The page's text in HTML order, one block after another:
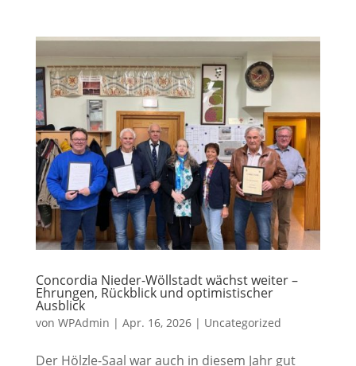
Concordia Nieder-Wöllstadt wächst weiter –
Ehrungen, Rückblick und optimistischer
Ausblick
von WPAdmin | Apr. 16, 2026| Uncategorized
Der Hölzle-Saal war auch in diesem Jahr gut